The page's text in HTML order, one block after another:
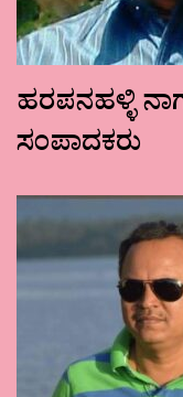
ಹರಪನಹಳ್ಳಿ
ಸಂಪಾದಕರು